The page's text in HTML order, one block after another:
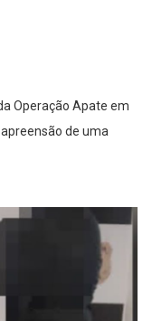
Operação Apate em
de uma